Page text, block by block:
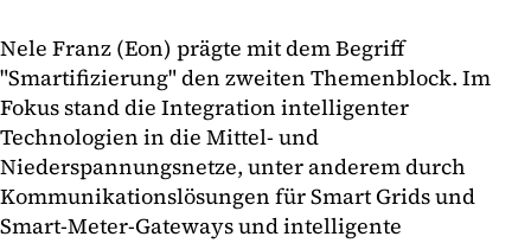
Nele Franz (Eon) prägte mit dem Begriff
"Smartifizierung" den zweiten Themenblock. Im
Fokus stand die Integration intelligenter
Technologien in die Mittel- und
Niederspannungsnetze, unter anderem durch
Kommunikationslösungen für Smart Grids und
Smart-Meter-Gateways und intelligente